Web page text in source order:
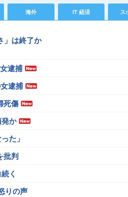
海外 IT 経済 ス
」は終了か
逮捕
逮捕
死傷
発か
た」
批判
く
りの声